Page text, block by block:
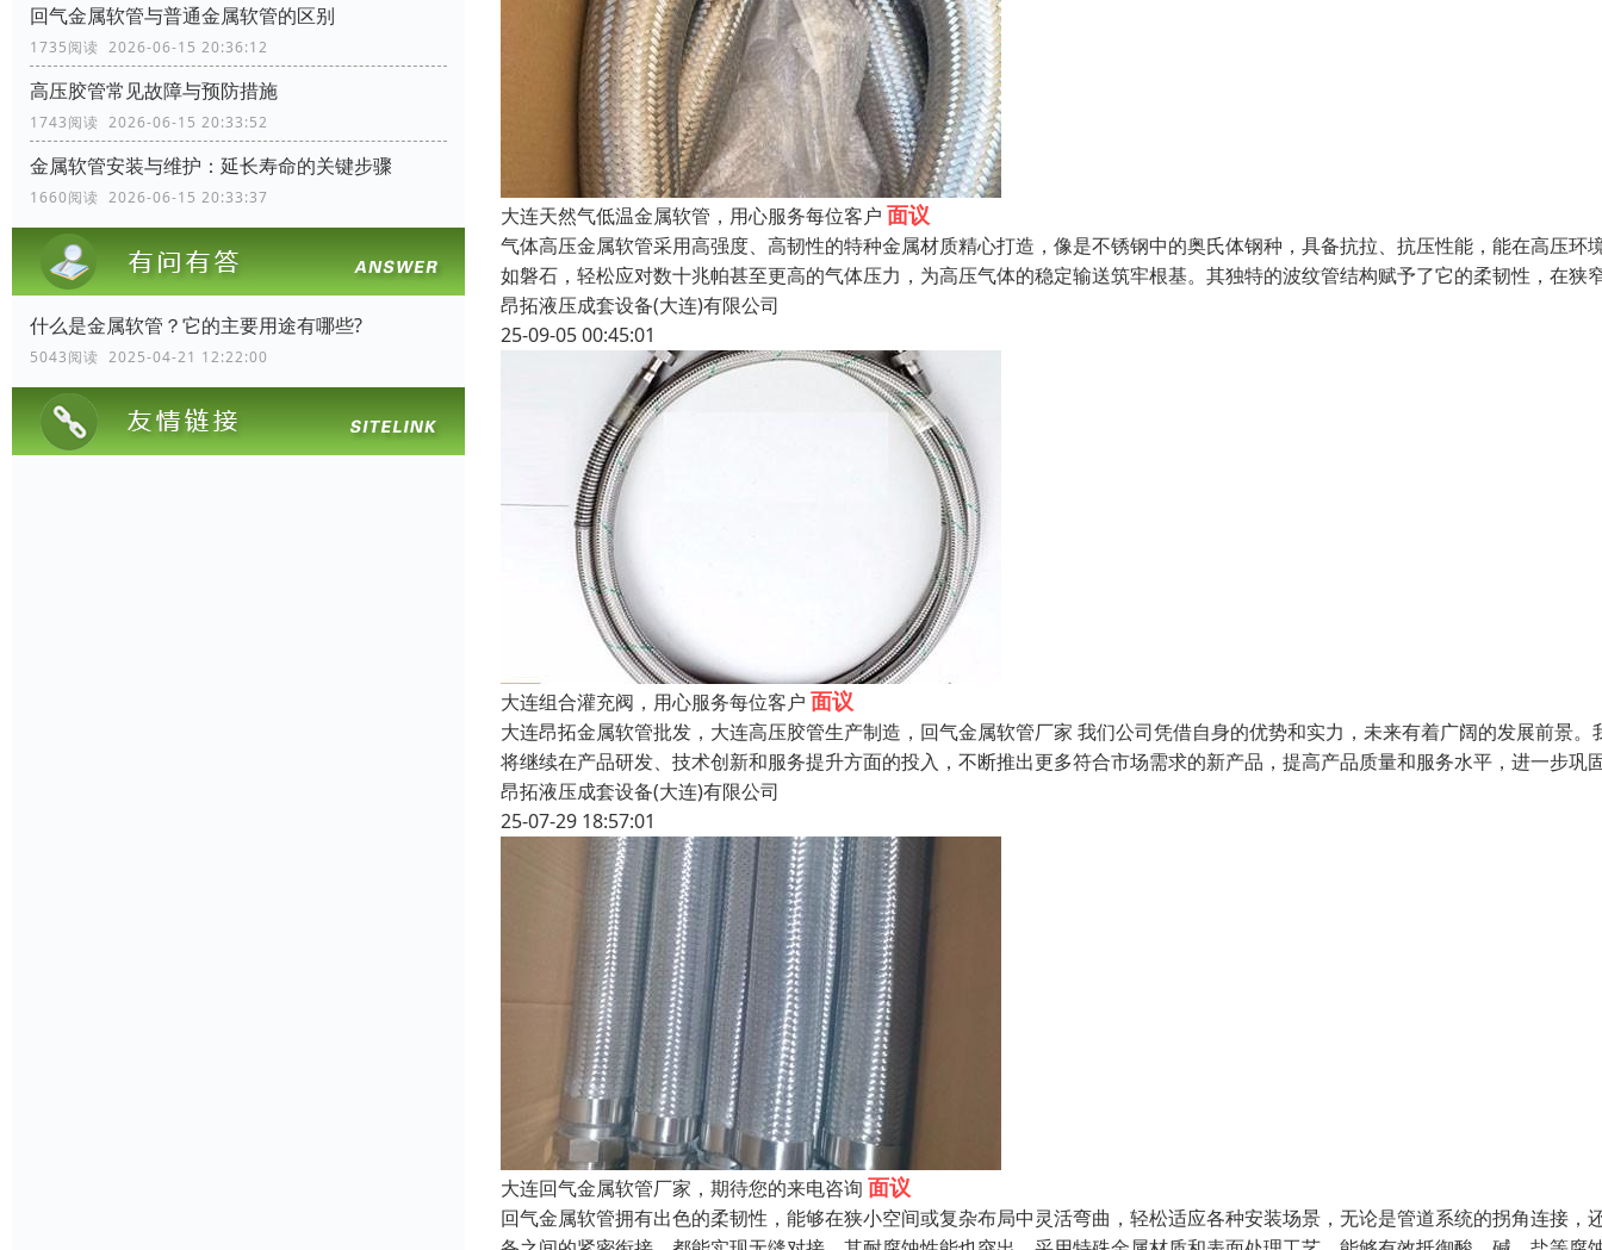
回气金属软管与普通金属软管的区别
1735阅读 2026-06-15 20:36:12
高压胶管常见故障与预防措施
1743阅读 2026-06-15 20:33:52
金属软管安装与维护：延长寿命的关键步骤
1660阅读 2026-06-15 20:33:37
什么是金属软管？它的主要用途有哪些?
5043阅读 2025-04-21 12:22:00
大连天然气低温金属软管，用心服务每位客户 面议
气体高压金属软管采用高强度、高韧性的特种金属材质精心打造，像是不锈钢中的奥氏体钢种，具备抗拉、抗压性能，能在高压环
如磐石，轻松应对数十兆帕甚至更高的气体压力，为高压气体的稳定输送筑牢根基。其独特的波纹管结构赋予了它的柔韧性，在狭
昂拓液压成套设备(大连)有限公司
25-09-05 00:45:01
大连组合灌充阀，用心服务每位客户 面议
大连昂拓金属软管批发，大连高压胶管生产制造，回气金属软管厂家 我们公司凭借自身的优势和实力，未来有着广阔的发展前景。
将继续在产品研发、技术创新和服务提升方面的投入，不断推出更多符合市场需求的新产品，提高产品质量和服务水平，进一步巩
昂拓液压成套设备(大连)有限公司
25-07-29 18:57:01
大连回气金属软管厂家，期待您的来电咨询 面议
回气金属软管拥有出色的柔韧性，能够在狭小空间或复杂布局中灵活弯曲，轻松适应各种安装场景，无论是管道系统的拐角连接，